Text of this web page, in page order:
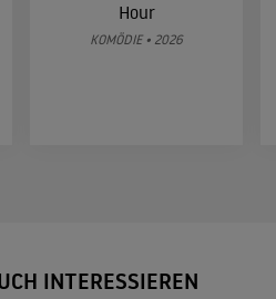
Hour
KOMÖDIE • 2026
INTERESSIEREN